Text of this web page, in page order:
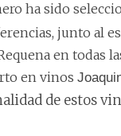
ha sido
junto al
en todas
en vinos
de estos